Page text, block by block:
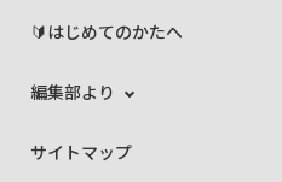
🔰はじめてのかたへ
編集部より
サイトマップ